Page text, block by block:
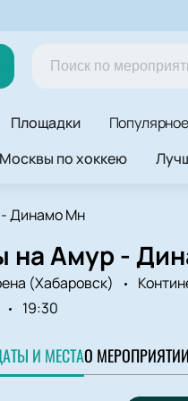
Площадки Популярное
по хоккею
Динамо Мн
на Амур -
(Хабаровск)
19:30
И МЕСТАО МЕРОПРИЯТИИ